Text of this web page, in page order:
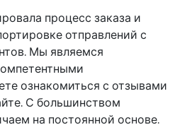
процесс заказа и
отправлений с
Мы являемся
ознакомиться с отзывами
С большинством
на постоянной основе.